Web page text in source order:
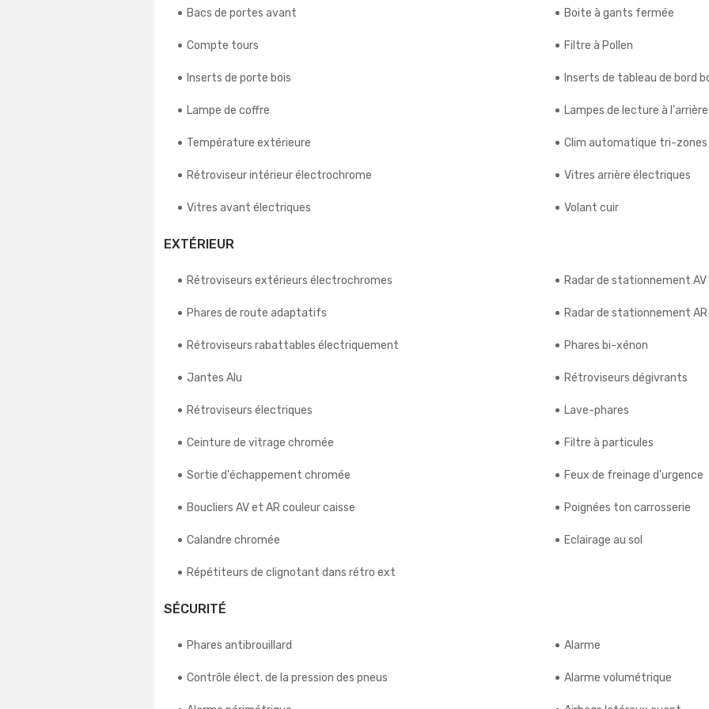
Bacs de portes avant Boite à gants fermée
Compte tours Filtre à Pollen
Inserts de porte bois Inserts de tableau de bord
Lampe de coffre Lampes de lecture à l'arrière
Température extérieure Clim automatique tri-zones
Rétroviseur intérieur électrochrome Vitres arrière électriques
Vitres avant électriques Volant cuir
EXTÉRIEUR
Rétroviseurs extérieurs électrochromes Radar de stationnement AV
Phares de route adaptatifs Radar de stationnement AR
Rétroviseurs rabattables électriquement Phares bi-xénon
Jantes Alu Rétroviseurs dégivrants
Rétroviseurs électriques Lave-phares
Ceinture de vitrage chromée Filtre à particules
Sortie d'échappement chromée Feux de freinage d'urgence
Boucliers AV et AR couleur caisse Poignées ton carrosserie
Calandre chromée Eclairage au sol
Répétiteurs de clignotant dans rétro ext
SÉCURITÉ
Phares antibrouillard Alarme
Contrôle élect. de la pression des pneus Alarme volumétrique